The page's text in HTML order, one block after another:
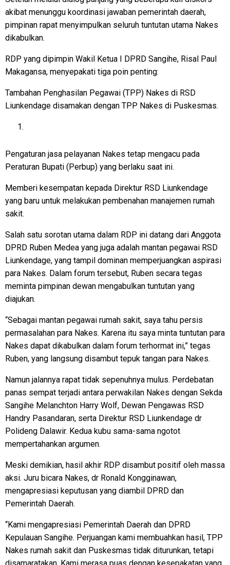
akibat menunggu koordinasi jawaban pemerintah daerah,
pimpinan rapat menyimpulkan seluruh tuntutan utama Nakes
dikabulkan.
RDP yang dipimpin Wakil Ketua I DPRD Sangihe, Risal Paul
Makagansa, menyepakati tiga poin penting:
Tambahan Penghasilan Pegawai (TPP) Nakes di RSD
Liunkendage disamakan dengan TPP Nakes di Puskesmas.
Pengaturan jasa pelayanan Nakes tetap mengacu pada
Peraturan Bupati (Perbup) yang berlaku saat ini.
Memberi kesempatan kepada Direktur RSD Liunkendage
yang baru untuk melakukan pembenahan manajemen rumah
sakit.
Salah satu sorotan utama dalam RDP ini datang dari Anggota
DPRD Ruben Medea yang juga adalah mantan pegawai RSD
Liunkendage, yang tampil dominan memperjuangkan aspirasi
para Nakes. Dalam forum tersebut, Ruben secara tegas
meminta pimpinan dewan mengabulkan tuntutan yang
diajukan.
“Sebagai mantan pegawai rumah sakit, saya tahu persis
permasalahan para Nakes. Karena itu saya minta tuntutan para
Nakes dapat dikabulkan dalam forum terhormat ini,” tegas
Ruben, yang langsung disambut tepuk tangan para Nakes.
Namun jalannya rapat tidak sepenuhnya mulus. Perdebatan
panas sempat terjadi antara perwakilan Nakes dengan Sekda
Sangihe Melanchton Harry Wolf, Dewan Pengawas RSD
Handry Pasandaran, serta Direktur RSD Liunkendage dr
Polideng Dalawir. Kedua kubu sama-sama ngotot
mempertahankan argumen.
Meski demikian, hasil akhir RDP disambut positif oleh massa
aksi. Juru bicara Nakes, dr Ronald Kongginawan,
mengapresiasi keputusan yang diambil DPRD dan
Pemerintah Daerah.
“Kami mengapresiasi Pemerintah Daerah dan DPRD
Kepulauan Sangihe. Perjuangan kami membuahkan hasil, TPP
Nakes rumah sakit dan Puskesmas tidak diturunkan, tetapi